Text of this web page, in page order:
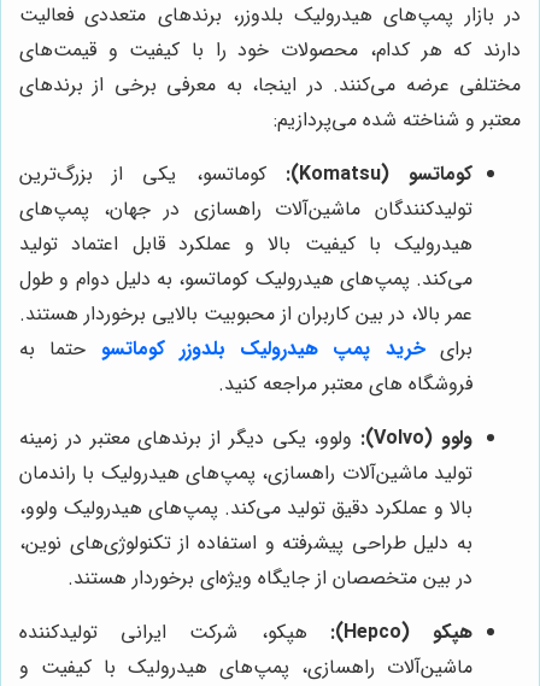
در بازار پمپ‌های هیدرولیک بلدوزر، برندهای متعددی فعالیت
دارند که هر کدام، محصولات خود را با کیفیت و قیمت‌های
مختلفی عرضه می‌کنند. در اینجا، به معرفی برخی از برندهای
معتبر و شناخته شده می‌پردازیم:
کوماتسو (Komatsu):
کوماتسو، یکی از بزرگ‌ترین
تولیدکنندگان ماشین‌آلات راهسازی در جهان، پمپ‌های
هیدرولیک با کیفیت بالا و عملکرد قابل اعتماد تولید
می‌کند. پمپ‌های هیدرولیک کوماتسو، به دلیل دوام و طول
عمر بالا، در بین کاربران از محبوبیت بالایی برخوردار هستند.
برایخرید پمپ هیدرولیک بلدوزر کوماتسو حتما به
فروشگاه های معتبر مراجعه کنید.
ولوو (Volvo):
ولوو، یکی دیگر از برندهای معتبر در زمینه
تولید ماشین‌آلات راهسازی، پمپ‌های هیدرولیک با راندمان
بالا و عملکرد دقیق تولید می‌کند. پمپ‌های هیدرولیک ولوو،
به دلیل طراحی پیشرفته و استفاده از تکنولوژی‌های نوین،
در بین متخصصان از جایگاه ویژه‌ای برخوردار هستند.
هپکو (Hepco):
هپکو، شرکت ایرانی تولیدکننده
ماشین‌آلات راهسازی، پمپ‌های هیدرولیک با کیفیت و